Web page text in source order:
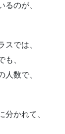
るのが、
スでは、
も、
人数で、
分かれて、